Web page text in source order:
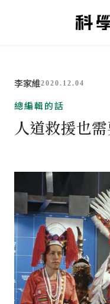
李家維2020.12.04
總編輯的話
人道救援也